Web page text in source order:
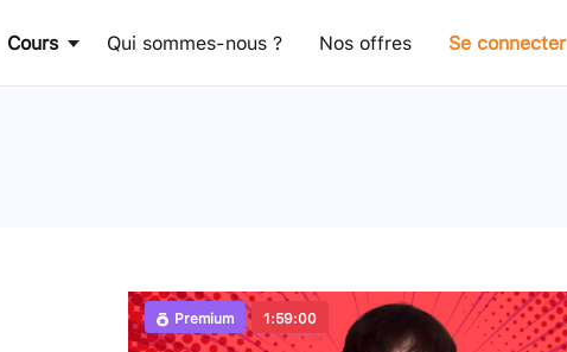
Cours Qui sommes-nous ? Nos offres Se connecter
Premium 1:59:00